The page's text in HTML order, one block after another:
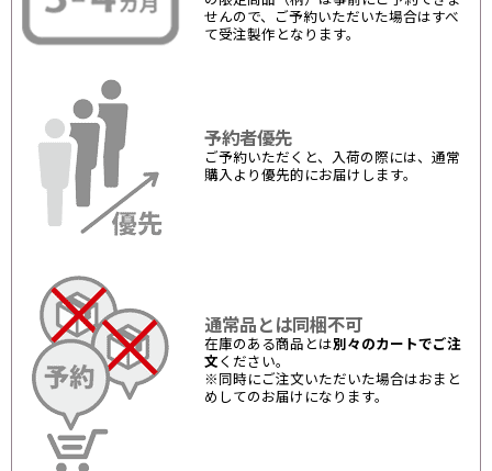
せんので、ご予約いただいた場合はすべ
て受注製作となります。
予約者優先
ご予約いただくと、入荷の際には、通常
購入より優先的にお届けします。
通常品とは同梱不可
在庫のある商品とは別々のカートでご注
文 ください。
※同時にご注文いただいた場合はおまと
めしてのお届けになります。